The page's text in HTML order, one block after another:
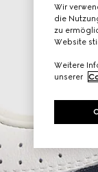
Wir
die
zu
Website
Weitere
unserer